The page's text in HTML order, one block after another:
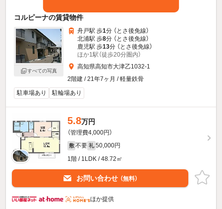
コルピーナの賃貸物件
すべての写真
舟戸駅 歩1分 （とさ後免線）
北浦駅 歩8分 （とさ後免線）
鹿児駅 歩13分 （とさ後免線）
ほか1駅（徒歩20分圏内）
高知県高知市大津乙1032-1
2階建 / 21年7ヶ月 / 軽量鉄骨
駐車場あり
駐輪場あり
5.8万円
（管理費4,000円）
敷 不要 礼 50,000円
1階 / 1LDK / 48.72㎡
お問い合わせ （無料）
ほか提供